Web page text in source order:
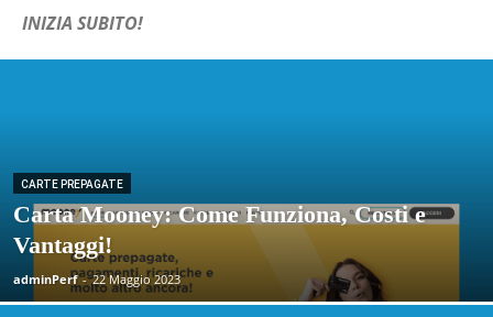
INIZIA SUBITO!
CARTE PREPAGATE
Carta Mooney: Come Funziona, Costi e
Vantaggi!
adminPerf - 22 Maggio 2023